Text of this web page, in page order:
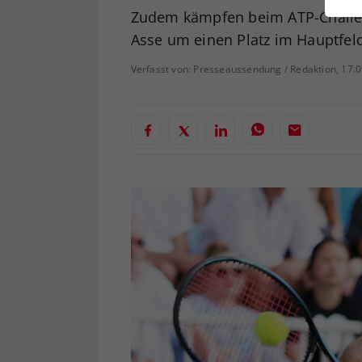
Zudem kämpfen beim ATP-
Asse um einen Platz im
Verfasst von: Presseaussendung / Redaktion,